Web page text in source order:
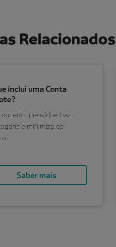
Relacionados
inclui uma Conta
que só lhe traz
e minimiza os
Saber mais